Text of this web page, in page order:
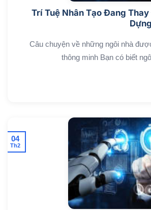
Trí Tuệ Nhân Tạo Đang
Câu chuyện về những ngôi nhà
thông minh Bạn có biết
04
Th2